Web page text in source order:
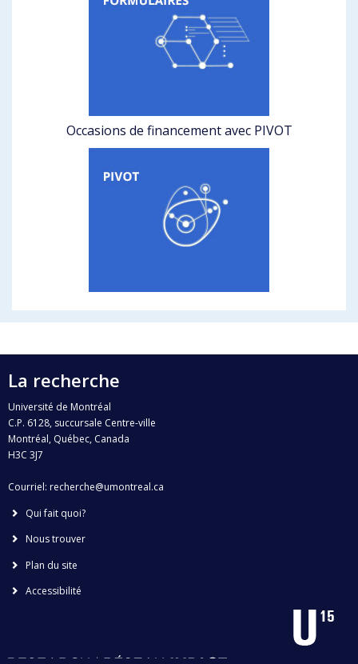
Occasions de financement avec PIVOT
La recherche
Université de Montréal
C.P. 6128, succursale Centre-ville
Montréal, Québec, Canada
H3C 3J7
Courriel: recherche@umontreal.ca
Qui fait quoi?
Nous trouver
Plan du site
Accessibilité